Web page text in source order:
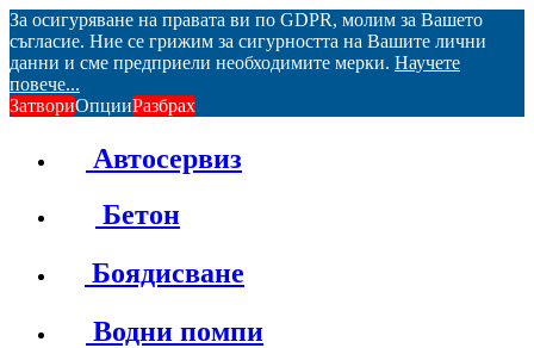
За осигуряване на правата ви по GDPR, молим за Вашето
съгласие. Ние се грижим за сигурността на Вашите лични
данни и сме предприели необходимите мерки. Научете
повече...
ЗатвориОпцииРазбрах
Автосервиз
Бетон
Боядисване
Водни помпи